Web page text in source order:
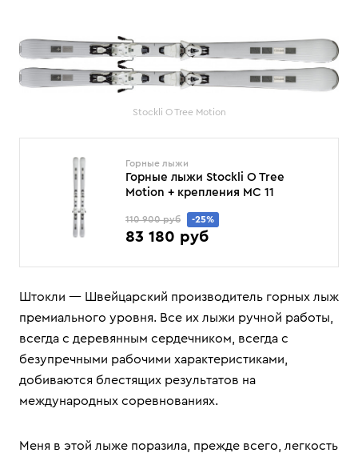
Stockli O Tree Motion
Горные лыжи
Горные лыжи Stockli O Tree
Motion + крепления MC 11
110 900 руб -25%
83 180 руб
Штокли — Швейцарский производитель горных лыж
премиального уровня. Все их лыжи ручной работы,
всегда с деревянным сердечником, всегда с
безупречными рабочими характеристиками,
добиваются блестящих результатов на
международных соревнованиях.
Меня в этой лыже поразила, прежде всего, легкость